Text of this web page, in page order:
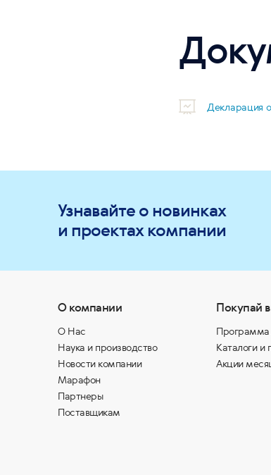
Декларация
Узнавайте о новинках
и проектах компании
О компании
О Нас
Наука и производство
Новости компании
Марафон
Партнеры
Поставщикам
Покупай
Программа
Каталоги и
Акции